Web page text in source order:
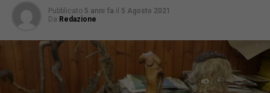
Pubblicato 5 anni fa il 5 Agosto 2021
Da Redazione